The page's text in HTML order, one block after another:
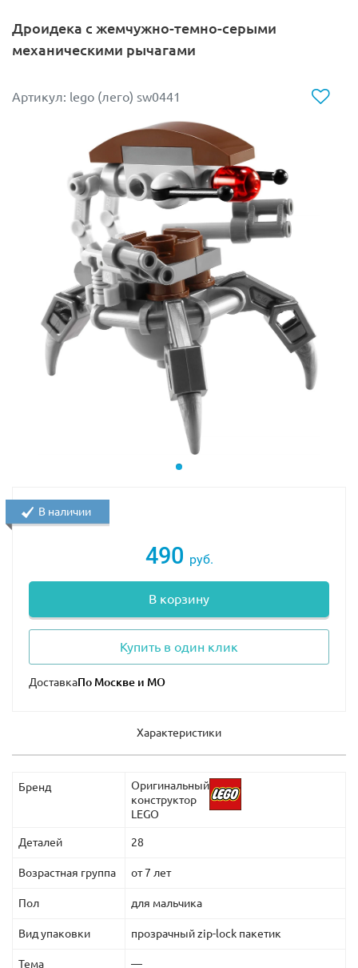
Дроидека c жемчужно-темно-серыми
механическими рычагами
Артикул: lego (лего) sw0441
490 руб.
В корзину
Купить в один клик
Доставка
В наличии
Характеристики
Бренд
Оригинальный
конструктор
LEGO
Деталей 28
Возрастная группа от 7 лет
Пол для мальчика
Вид упаковки прозрачный zip-lock пакетик
Тема —